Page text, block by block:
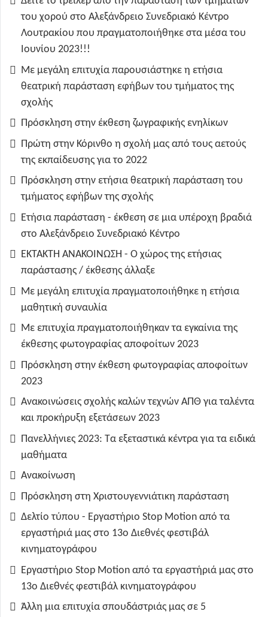
του χορού στο Αλεξάνδρειο Συνεδριακό Κέντρο
Λουτρακίου που πραγματοποιήθηκε στα μέσα του
Ιουνίου 2023!!!
Με μεγάλη επιτυχία παρουσιάστηκε η ετήσια
θεατρική παράσταση εφήβων του τμήματος της
σχολής
Πρόσκληση στην έκθεση ζωγραφικής ενηλίκων
Πρώτη στην Κόρινθο η σχολή μας από τους αετούς
της εκπαίδευσης για το 2022
Πρόσκληση στην ετήσια θεατρική παράσταση του
τμήματος εφήβων της σχολής
Ετήσια παράσταση - έκθεση σε μια υπέροχη βραδιά
στο Αλεξάνδρειο Συνεδριακό Κέντρο
ΕΚΤΑΚΤΗ ΑΝΑΚΟΙΝΩΣΗ - Ο χώρος της ετήσιας
παράστασης / έκθεσης άλλαξε
Με μεγάλη επιτυχία πραγματοποιήθηκε η ετήσια
μαθητική συναυλία
Με επιτυχία πραγματοποιήθηκαν τα εγκαίνια της
έκθεσης φωτογραφίας αποφοίτων 2023
Πρόσκληση στην έκθεση φωτογραφίας αποφοίτων
2023
Ανακοινώσεις σχολής καλών τεχνών ΑΠΘ για ταλέντα
και προκήρυξη εξετάσεων 2023
Πανελλήνιες 2023: Τα εξεταστικά κέντρα για τα ειδικά
μαθήματα
Ανακοίνωση
Πρόσκληση στη Χριστουγεννιάτικη παράσταση
Δελτίο τύπου - Εργαστήριο Stop Motion από τα
εργαστήριά μας στο 13ο Διεθνές φεστιβάλ
κινηματογράφου
Εργαστήριο Stop Motion από τα εργαστήριά μας στο
13ο Διεθνές φεστιβάλ κινηματογράφου
Άλλη μια επιτυχία σπουδάστριάς μας σε 5